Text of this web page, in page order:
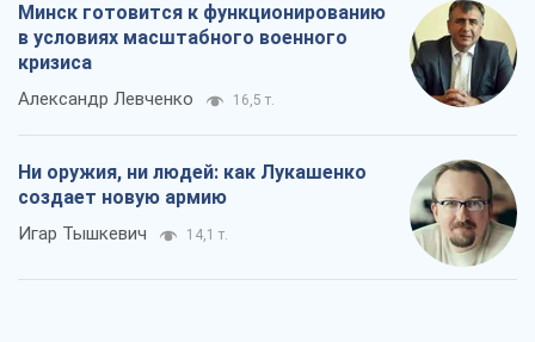
Минск готовится к функционированию
в условиях масштабного военного
кризиса
Александр Левченко 16,5 т.
Ни оружия, ни людей: как Лукашенко
создает новую армию
Игар Тышкевич 14,1 т.